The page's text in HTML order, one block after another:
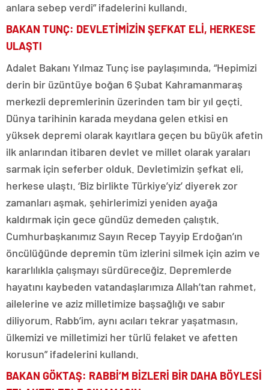
anlara sebep verdi” ifadelerini kullandı.
BAKAN TUNÇ: DEVLETİMİZİN ŞEFKAT ELİ, HERKESE
ULAŞTI
Adalet Bakanı Yılmaz Tunç ise paylaşımında, “Hepimizi
derin bir üzüntüye boğan 6 Şubat Kahramanmaraş
merkezli depremlerinin üzerinden tam bir yıl geçti.
Dünya tarihinin karada meydana gelen etkisi en
yüksek depremi olarak kayıtlara geçen bu büyük afetin
ilk anlarından itibaren devlet ve millet olarak yaraları
sarmak için seferber olduk. Devletimizin şefkat eli,
herkese ulaştı. ‘Biz birlikte Türkiye’yiz’ diyerek zor
zamanları aşmak, şehirlerimizi yeniden ayağa
kaldırmak için gece gündüz demeden çalıştık.
Cumhurbaşkanımız Sayın Recep Tayyip Erdoğan’ın
öncülüğünde depremin tüm izlerini silmek için azim ve
kararlılıkla çalışmayı sürdüreceğiz. Depremlerde
hayatını kaybeden vatandaşlarımıza Allah’tan rahmet,
ailelerine ve aziz milletimize başsağlığı ve sabır
diliyorum. Rabb’im, aynı acıları tekrar yaşatmasın,
ülkemizi ve milletimizi her türlü felaket ve afetten
korusun” ifadelerini kullandı.
BAKAN GÖKTAŞ: RABBİ’M BİZLERİ BİR DAHA BÖYLESİ